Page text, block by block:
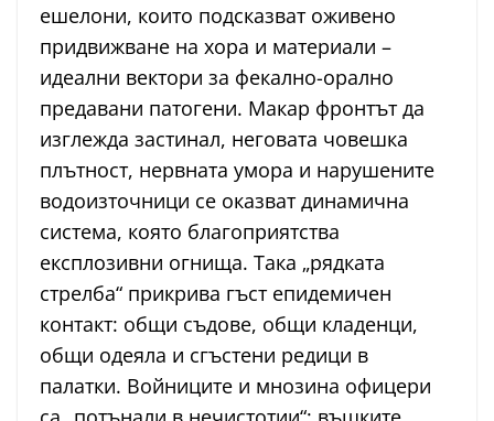
ешелони, които подсказват оживено
придвижване на хора и материали –
идеални вектори за фекално-орално
предавани патогени. Макар фронтът да
изглежда застинал, неговата човешка
плътност, нервната умора и нарушените
водоизточници се оказват динамична
система, която благоприятства
експлозивни огнища. Така „рядката
стрелба“ прикрива гъст епидемичен
контакт: общи съдове, общи кладенци,
общи одеяла и сгъстени редици в
палатки. Войниците и мнозина офицери